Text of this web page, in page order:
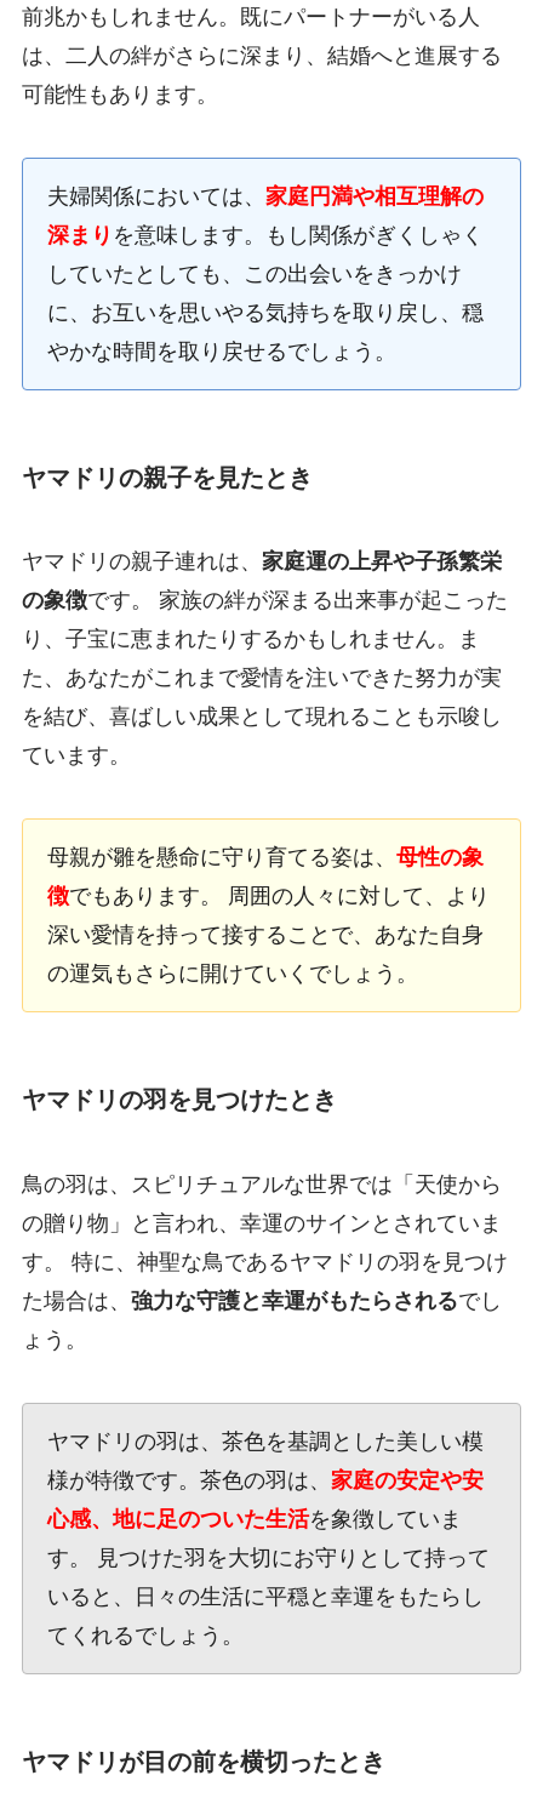
前兆かもしれません。既にパートナーがいる人
は、二人の絆がさらに深まり、結婚へと進展する
可能性もあります。
夫婦関係においては、 家庭円満や相互理解の
深まり を意味します。もし関係がぎくしゃく
していたとしても、この出会いをきっかけ
に、お互いを思いやる気持ちを取り戻し、穏
やかな時間を取り戻せるでしょう。
ヤマドリの親子を見たとき
ヤマドリの親子連れは、 家庭運の上昇や子孫繁栄
の象徴です。 家族の絆が深まる出来事が起こった
り、子宝に恵まれたりするかもしれません。ま
た、あなたがこれまで愛情を注いできた努力が実
を結び、喜ばしい成果として現れることも示唆し
ています。
母親が雛を懸命に守り育てる姿は、 母性の象
徴でもあります。 周囲の人々に対して、より
深い愛情を持って接することで、あなた自身
の運気もさらに開けていくでしょう。
ヤマドリの羽を見つけたとき
鳥の羽は、スピリチュアルな世界では「天使から
の贈り物」と言われ、幸運のサインとされていま
す。 特に、神聖な鳥であるヤマドリの羽を見つけ
た場合は、 強力な守護と幸運がもたらされるでし
ょう。
ヤマドリの羽は、茶色を基調とした美しい模
様が特徴です。茶色の羽は、 家庭の安定や安
心感、地に足のついた生活を象徴していま
す。 見つけた羽を大切にお守りとして持って
いると、日々の生活に平穏と幸運をもたらし
てくれるでしょう。
ヤマドリが目の前を横切ったとき